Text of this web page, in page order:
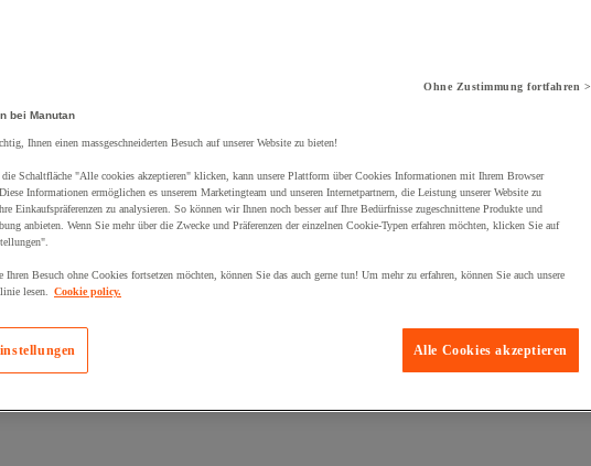
zum Warenkorb hinzugefügt:
Ohne Zustimmung fortfahren >
bei Manutan
Ihnen einen massgeschneiderten Besuch auf unserer Website zu bieten!
die Schaltfläche "Alle cookies akzeptieren" klicken, kann unsere Plattform über Cookies Informationen mit Ihrem Browser
Informationen ermöglichen es unserem Marketingteam und unseren Internetpartnern, die Leistung unserer Website zu
Einkaufspräferenzen zu analysieren. So können wir Ihnen noch besser auf Ihre Bedürfnisse zugeschnittene Produkte und
anbieten. Wenn Sie mehr über die Zwecke und Präferenzen der einzelnen Cookie-Typen erfahren möchten, klicken Sie auf
Ihren Besuch ohne Cookies fortsetzen möchten, können Sie das auch gerne tun! Um mehr zu erfahren, können Sie auch unsere
lesen.
Cookie policy.
Alle Cookies akzeptieren